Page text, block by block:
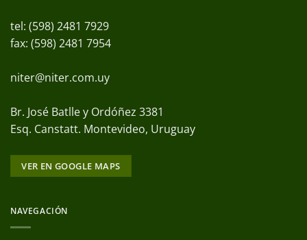
tel: (598) 2481 7929
fax: (598) 2481 7954
niter@niter.com.uy
Br. José Batlle y Ordóñez 3381
Esq. Canstatt. Montevideo, Uruguay
VER EN GOOGLE MAPS
NAVEGACIÓN